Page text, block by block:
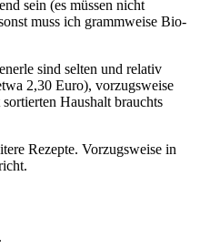
sein (es müssen nicht
muss ich grammweise Bio-
sind selten und relativ
2,30 Euro), vorzugsweise
Haushalt brauchts
Rezepte. Vorzugsweise in